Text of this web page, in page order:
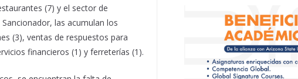
(7) y el sector de
las acumulan los
(3), ventas de respuestos para
financieros (1) y ferreterías (1).